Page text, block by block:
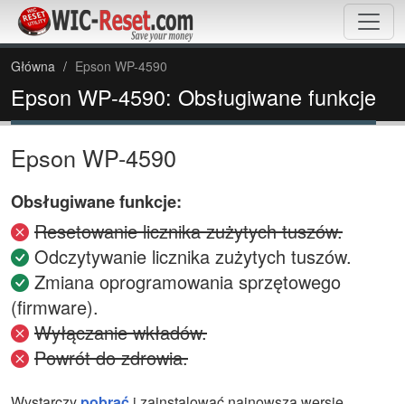
Główna Epson WP-4590
Epson WP-4590: Obsługiwane funkcje
Epson WP-4590
Obsługiwane funkcje:
Resetowanie licznika zużytych tuszów.
Odczytywanie licznika zużytych tuszów.
Zmiana oprogramowania sprzętowego
(firmware).
Wyłączanie wkładów.
Powrót do zdrowia.